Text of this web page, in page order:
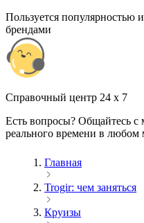
Пользуется популярностью
брендами
Cправочный центр 24 x 7
Есть вопросы? Общайтесь
реального времени в любом
Главная
Trogir: чем заняться
Круизы